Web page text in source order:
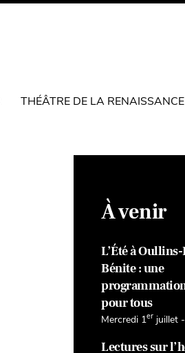
THÉÂTRE DE LA RENAISSANCE
À venir
L’Été à
Bénite : une
pour tous
Mercredi 1er juillet
Lectures sur